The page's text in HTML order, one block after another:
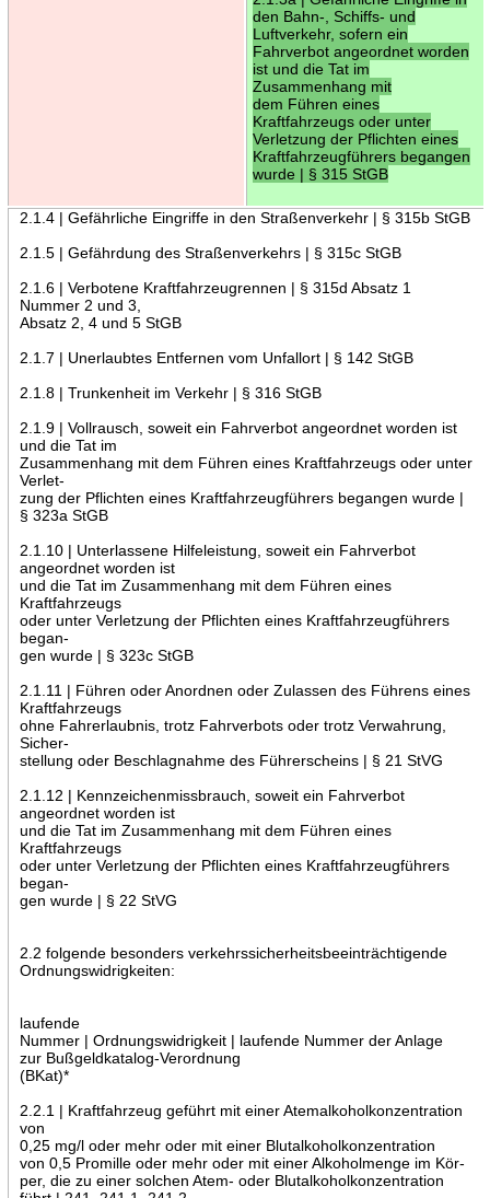
den Bahn-, Schiffs- und
Luftverkehr, sofern ein
Fahrverbot angeordnet worden
ist und die Tat im
Zusammenhang mit
dem Führen eines
Kraftfahrzeugs oder unter
Verletzung der Pflichten eines
Kraftfahrzeugführers begangen
wurde | § 315 StGB
2.1.4 | Gefährliche Eingriffe in den Straßenverkehr | § 315b StGB
2.1.5 | Gefährdung des Straßenverkehrs | § 315c StGB
2.1.6 | Verbotene Kraftfahrzeugrennen | § 315d Absatz 1
Nummer 2 und 3,
Absatz 2, 4 und 5 StGB
2.1.7 | Unerlaubtes Entfernen vom Unfallort | § 142 StGB
2.1.8 | Trunkenheit im Verkehr | § 316 StGB
2.1.9 | Vollrausch, soweit ein Fahrverbot angeordnet worden ist
und die Tat im
Zusammenhang mit dem Führen eines Kraftfahrzeugs oder unter
Verlet-
zung der Pflichten eines Kraftfahrzeugführers begangen wurde |
§ 323a StGB
2.1.10 | Unterlassene Hilfeleistung, soweit ein Fahrverbot
angeordnet worden ist
und die Tat im Zusammenhang mit dem Führen eines
Kraftfahrzeugs
oder unter Verletzung der Pflichten eines Kraftfahrzeugführers
began-
gen wurde | § 323c StGB
2.1.11 | Führen oder Anordnen oder Zulassen des Führens eines
Kraftfahrzeugs
ohne Fahrerlaubnis, trotz Fahrverbots oder trotz Verwahrung,
Sicher-
stellung oder Beschlagnahme des Führerscheins | § 21 StVG
2.1.12 | Kennzeichenmissbrauch, soweit ein Fahrverbot
angeordnet worden ist
und die Tat im Zusammenhang mit dem Führen eines
Kraftfahrzeugs
oder unter Verletzung der Pflichten eines Kraftfahrzeugführers
began-
gen wurde | § 22 StVG
2.2 folgende besonders verkehrssicherheitsbeeinträchtigende
Ordnungswidrigkeiten:
laufende
Nummer | Ordnungswidrigkeit | laufende Nummer der Anlage
zur Bußgeldkatalog-Verordnung
(BKat)*
2.2.1 | Kraftfahrzeug geführt mit einer Atemalkoholkonzentration
von
0,25 mg/l oder mehr oder mit einer Blutalkoholkonzentration
von 0,5 Promille oder mehr oder mit einer Alkoholmenge im Kör-
per, die zu einer solchen Atem- oder Blutalkoholkonzentration